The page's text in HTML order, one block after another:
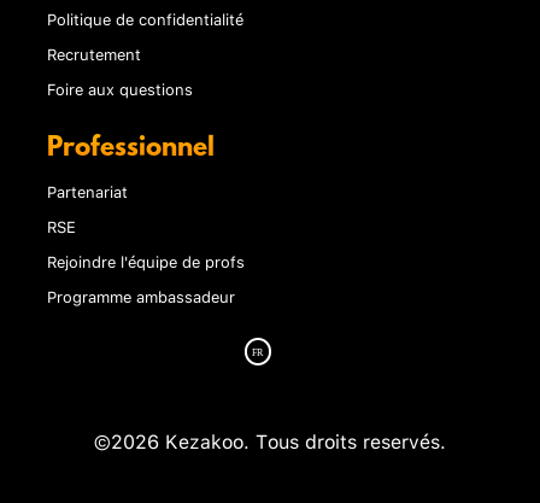
Politique de confidentialité
Recrutement
Foire aux questions
Professionnel
Partenariat
RSE
Rejoindre l'équipe de profs
Programme ambassadeur
©2026 Kezakoo. Tous droits reservés.